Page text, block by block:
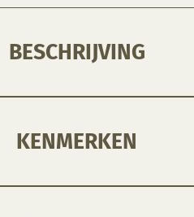
BESCHRIJVING
KENMERKEN